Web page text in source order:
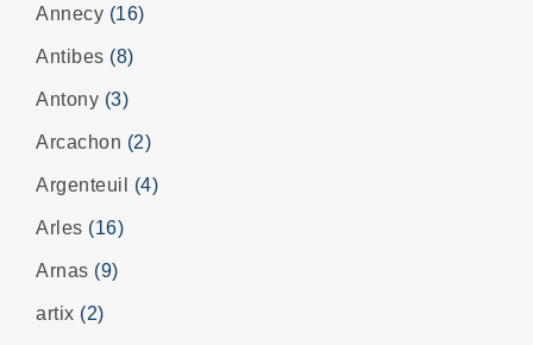
Annecy (16)
Antibes (8)
Antony (3)
Arcachon (2)
Argenteuil (4)
Arles (16)
Arnas (9)
artix (2)